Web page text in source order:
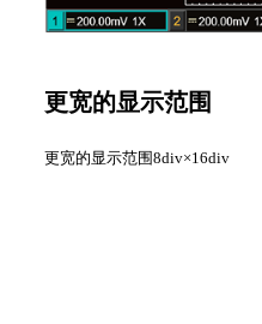
更宽的显示范围
更宽的显示范围8div×16div